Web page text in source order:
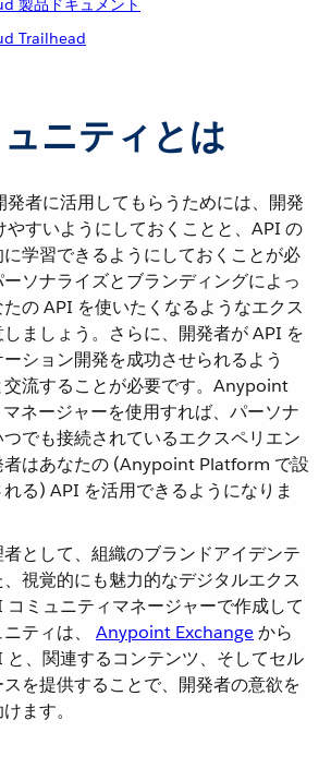
製品ドキュメント
Trailhead
ニティとは
発者に活用してもらうためには、開発
やすいようにしておくことと、API の
学習できるようにしておくことが必
ソナライズとブランディングによっ
の API を使いたくなるようなエクス
ましょう。さらに、開発者が API を
ション開発を成功させられるよう
交流することが必要です。Anypoint
ネージャーを使用すれば、パーソナ
でも接続されているエクスペリエン
者はあなたの (Anypoint Platform で設
る) API を活用できるようになりま
として、組織のブランドアイデンテ
視覚的にも魅力的なデジタルエクス
ミュニティマネージャーで作成して
ティは、 Anypoint Exchange​ から
と、関連するコンテンツ、そしてセル
を提供することで、開発者の意欲を
ます。